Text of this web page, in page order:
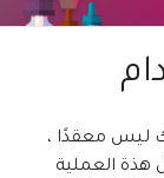
معقدًا ،
هذة العملية